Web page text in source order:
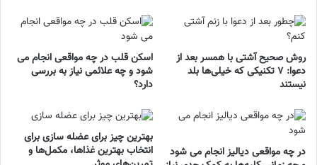
روش صحیح آشتی با همسر بعد از
دعوا: ۷ تکنیکی که خیلی‌ها بلد
نیستند
اسکن قلب در چه مواقعی انجام می
شود و چه علائمی نیاز به بررسی
دارد؟
در چه مواقعی دیالیز انجام می شود
بهترین چیز برای عضله سازی برای
انتخاب بهترین غذاها، مکمل‌ها و